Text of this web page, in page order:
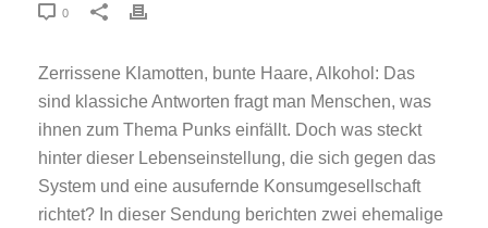
0
Zerrissene Klamotten, bunte Haare, Alkohol: Das
sind klassiche Antworten fragt man Menschen, was
ihnen zum Thema Punks einfällt. Doch was steckt
hinter dieser Lebenseinstellung, die sich gegen das
System und eine ausufernde Konsumgesellschaft
richtet? In dieser Sendung berichten zwei ehemalige